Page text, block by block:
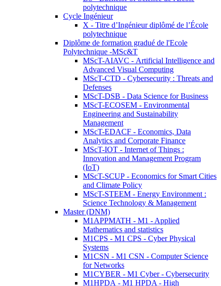
polytechnique
Cycle Ingénieur
X - Titre d’Ingénieur diplômé de l’École
polytechnique
Diplôme de formation gradué de l'Ecole
Polytechnique -MSc&T
MScT-AIAVC - Artificial Intelligence and
Advanced Visual Computing
MScT-CTD - Cybersecurity : Threats and
Defenses
MScT-DSB - Data Science for Business
MScT-ECOSEM - Environmental
Engineering and Sustainability
Management
MScT-EDACF - Economics, Data
Analytics and Corporate Finance
MScT-IOT - Internet of Things :
Innovation and Management Program
(IoT)
MScT-SCUP - Economics for Smart Cities
and Climate Policy
MScT-STEEM - Energy Environment :
Science Technology & Management
Master (DNM)
M1APPMATH - M1 - Applied
Mathematics and statistics
M1CPS - M1 CPS - Cyber Physical
Systems
M1CSN - M1 CSN - Computer Science
for Networks
M1CYBER - M1 Cyber - Cybersecurity
M1HPDA - M1 HPDA - High